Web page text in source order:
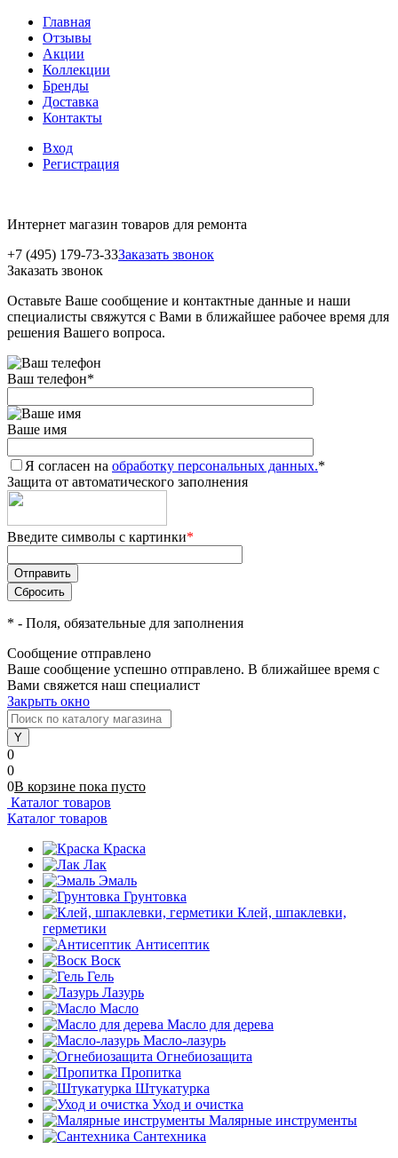
Главная
Отзывы
Акции
Коллекции
Бренды
Доставка
Контакты
Вход
Регистрация
Интернет магазин товаров для ремонта
+7 (495) 179-73-33Заказать звонок
Заказать звонок
Оставьте Ваше сообщение и контактные данные и наши
специалисты свяжутся с Вами в ближайшее рабочее время для
решения Вашего вопроса.
Ваш телефон*
Ваше имя
Я согласен на обработку персональных данных.*
Защита от автоматического заполнения
Введите символы с картинки*
* - Поля, обязательные для заполнения
Сообщение отправлено
Ваше сообщение успешно отправлено. В ближайшее время с
Вами свяжется наш специалист
Закрыть окно
0
0
0В корзине пока пусто
Каталог товаров
Каталог товаров
Краска
Лак
Эмаль
Грунтовка
Клей, шпаклевки,
герметики
Антисептик
Воск
Гель
Лазурь
Масло
Масло для дерева
Масло-лазурь
Огнебиозащита
Пропитка
Штукатурка
Уход и очистка
Малярные инструменты
Сантехника